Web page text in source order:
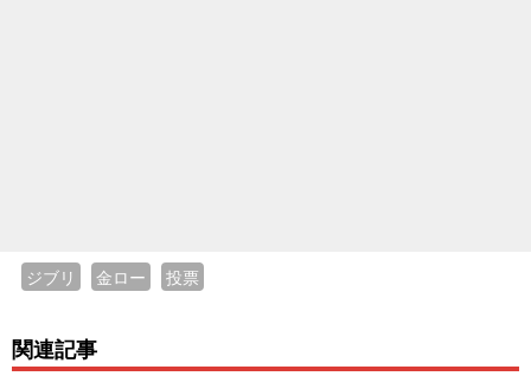
ジブリ 金ロー 投票
関連記事